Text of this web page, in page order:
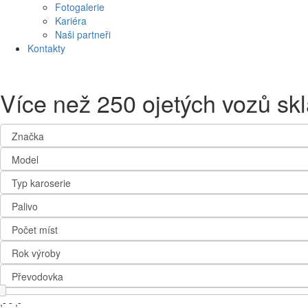
Fotogalerie
Kariéra
Naši partneři
Kontakty
Více než 250 ojetých vozů
,- - ,-